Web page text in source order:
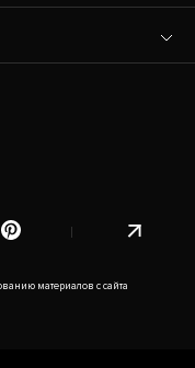
материалов с сайта